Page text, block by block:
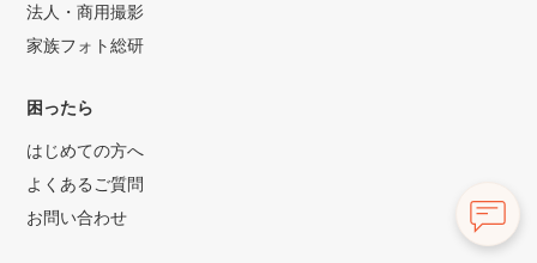
法人・商用撮影
家族フォト総研
困ったら
はじめての方へ
よくあるご質問
お問い合わせ